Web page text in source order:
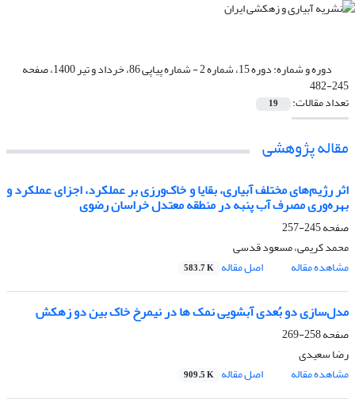
دوره و شماره: دوره 15، شماره 2 - شماره پیاپی 86، خرداد و تیر 1400، صفحه
245-482
تعداد مقالات: 19
مقاله پژوهشی
اثر رژیم‌های مختلف آبیاری، بقایا و خاک‌ورزی بر عملکرد، اجزای عملکرد و
بهره‌وری مصرف آب پنبه در منطقه معتدل خراسان رضوی
صفحه245-257
محمد کریمی، مسعود قدسی
مشاهده مقاله
اصل مقاله 583.7 K
مدل‌سازی دو بُعدی آبشویی نمک ها در نیمرخ خاک بین دو زهکش
صفحه258-269
رضا سعیدی
مشاهده مقاله
اصل مقاله 909.5 K